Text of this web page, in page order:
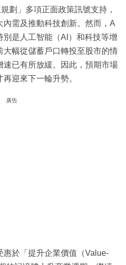
劃」多項正面政策訊號支持，
需及推動科技創新。然而，A
別是人工智能（AI）和科技等增
幅從儲蓄戶口轉投至股市的情
已有所放緩。因此，預期市場
迎來下一輪升勢。
廣告
於「提升企業價值（Value-